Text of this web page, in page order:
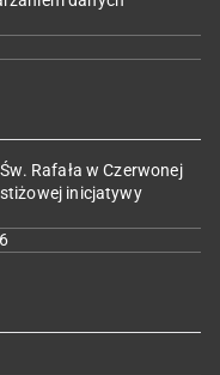
Rafała w Czerwonej
inicjatywy